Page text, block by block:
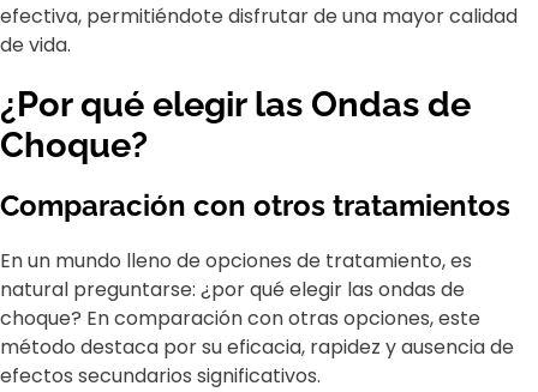
efectiva, permitiéndote disfrutar de una mayor calidad
de vida.
¿Por qué elegir las Ondas de
Choque?
Comparación con otros tratamientos
En un mundo lleno de opciones de tratamiento, es
natural preguntarse: ¿por qué elegir las ondas de
choque? En comparación con otras opciones, este
método destaca por su eficacia, rapidez y ausencia de
efectos secundarios significativos.